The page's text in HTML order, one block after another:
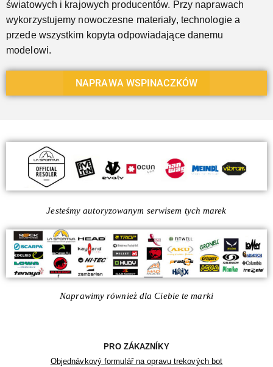
światowych i krajowych producentów. Przy naprawach
wykorzystujemy nowoczesne materiały, technologie a
przede wszystkim kopyta odpowiadające danemu
modelowi.
NAPRAWA WSPINACZKÓW
Jesteśmy autoryzowanym serwisem tych marek
Naprawimy również dla Ciebie te marki
PRO ZÁKAZNÍKY
Objednávkový formulář na opravu trekových bot